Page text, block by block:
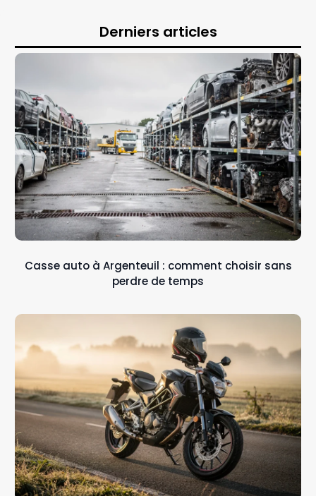
Derniers articles
Casse auto à Argenteuil : comment choisir sans
perdre de temps